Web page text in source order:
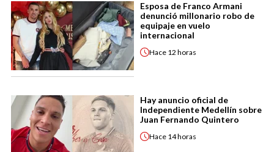
Esposa de Franco Armani
denunció millonario robo de
equipaje en vuelo
internacional
Hace 12 horas
Hay anuncio oficial de
Independiente Medellín sobre
Juan Fernando Quintero
Hace 14 horas